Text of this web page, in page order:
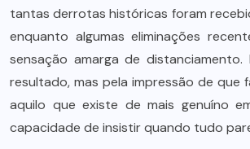
tantas derrotas históricas foram
enquanto algumas eliminações
sensação amarga de distanciamento.
resultado, mas pela impressão de que
aquilo que existe de mais genuíno
capacidade de insistir quando tudo